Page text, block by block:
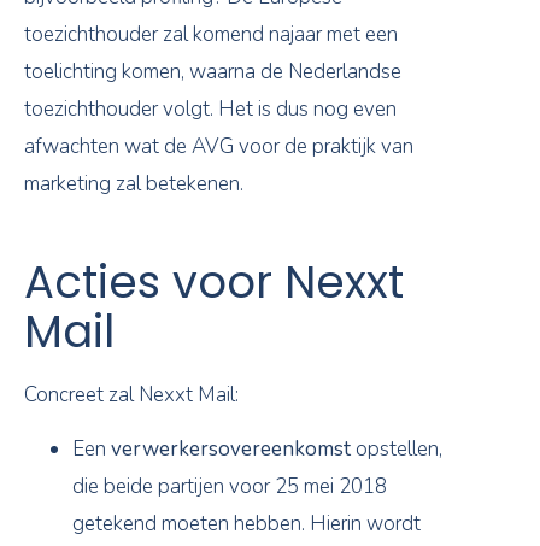
toezichthouder zal komend najaar met een
toelichting komen, waarna de Nederlandse
toezichthouder volgt. Het is dus nog even
afwachten wat de AVG voor de praktijk van
marketing zal betekenen.
Acties voor Nexxt
Mail
Concreet zal Nexxt Mail:
Eenverwerkersovereenkomst opstellen,
die beide partijen voor 25 mei 2018
getekend moeten hebben. Hierin wordt